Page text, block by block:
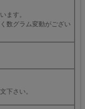
ます。
数グラム変動がござい
下さい。